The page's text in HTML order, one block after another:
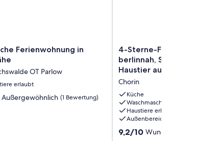
Ferienwohnung in
OT Parlow
erlaubt
Außergewöhnlich (1 Bewertung)
4-
Sterne-
FH
reicher
Natur,
berlinnah,
Sauna,
Garten,
Haustier
4-Sterne-FH in
berlinnah, Sauna,
Haustier auf
Chorin
Küche
Waschmaschine
Haustiere erlaubt
Außenbereich
9.2
9,2/10 Wunderbar